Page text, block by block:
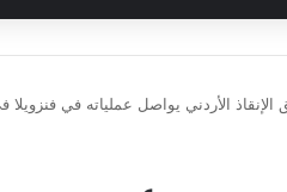
الإنقاذ الأردني يواصل عملياته في